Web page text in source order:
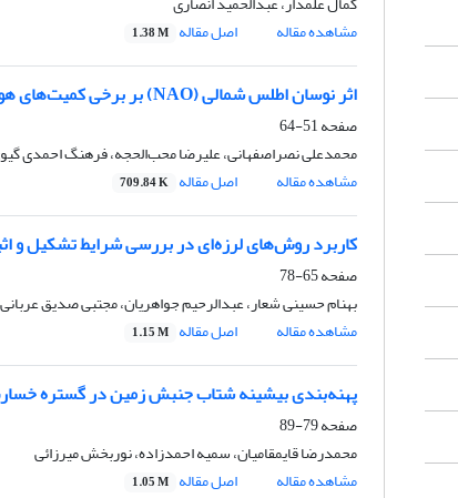
مشاهده مقاله
اصل مقاله 1.38 M
اثر نوسان اطلس شمالی (NAO) بر برخی کمیت‌های هواشناختی وردسپهر در خاورمیانه و جنوب غرب آسیا
صفحه51-64
محمدعلی نصراصفهانی، علیرضا محب‌الحجه، فرهنگ احمدی
مشاهده مقاله
اصل مقاله 709.84 K
کاربرد روش‌های لرزه‌ای در بررسی شرایط تشکیل و
صفحه65-78
بهنام حسینی شعار، عبدالرحیم جواهریان، مجتبی صدیق عربانی
مشاهده مقاله
اصل مقاله 1.15 M
پهنه‌بندی بیشینه شتاب جنبش زمین در گستره خسارت‌دیده
صفحه79-89
محمدرضا قایمقامیان، سمیه احمدزاده، نوربخش میرزائی
مشاهده مقاله
اصل مقاله 1.05 M